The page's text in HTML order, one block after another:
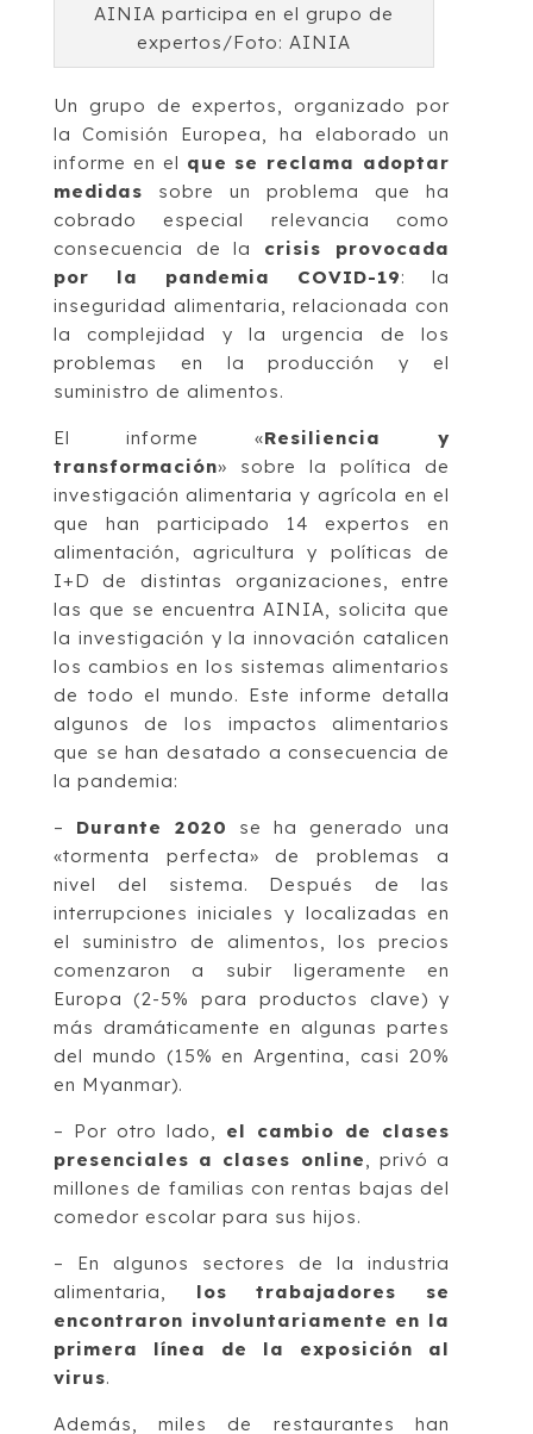
AINIA participa en el grupo de
expertos/Foto: AINIA
Un grupo de expertos, organizado por
la Comisión Europea, ha elaborado un
informe en el que se reclama adoptar
medidas sobre un problema que ha
cobrado especial relevancia como
consecuencia de la crisis provocada
por la pandemia COVID-19: la
inseguridad alimentaria, relacionada con
la complejidad y la urgencia de los
problemas en la producción y el
suministro de alimentos.
El informe «Resiliencia y
transformación» sobre la política de
investigación alimentaria y agrícola en el
que han participado 14 expertos en
alimentación, agricultura y políticas de
I+D de distintas organizaciones, entre
las que se encuentra AINIA, solicita que
la investigación y la innovación catalicen
los cambios en los sistemas alimentarios
de todo el mundo. Este informe detalla
algunos de los impactos alimentarios
que se han desatado a consecuencia de
la pandemia:
– Durante 2020
se ha generado una
«tormenta perfecta» de problemas a
nivel del sistema. Después de las
interrupciones iniciales y localizadas en
el suministro de alimentos, los precios
comenzaron a subir ligeramente en
Europa (2-5% para productos clave) y
más dramáticamente en algunas partes
del mundo (15% en Argentina, casi 20%
en Myanmar).
– Por otro lado, el cambio de clases
presenciales a clases online , privó a
millones de familias con rentas bajas del
comedor escolar para sus hijos.
– En algunos sectores de la industria
alimentaria,
los trabajadores se
encontraron involuntariamente en la
primera línea de la exposición al
virus.
Además, miles de restaurantes han